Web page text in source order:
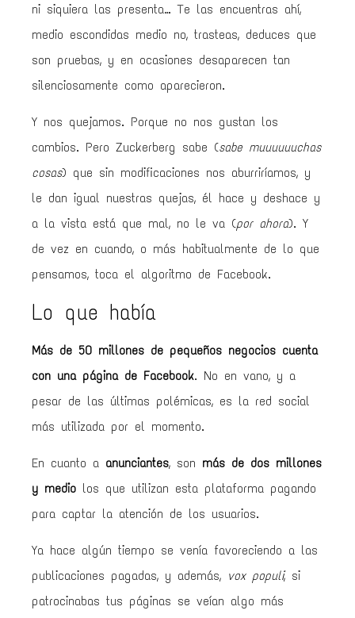
ni siquiera las presenta… Te las encuentras ahí,
medio escondidas medio no, trasteas, deduces que
son pruebas, y en ocasiones desaparecen tan
silenciosamente como aparecieron.
Y nos quejamos. Porque no nos gustan los
cambios. Pero Zuckerberg sabe (sabe muuuuuuchas
cosas) que sin modificaciones nos aburriríamos, y
le dan igual nuestras quejas, él hace y deshace y
a la vista está que mal, no le va (por ahora). Y
de vez en cuando, o más habitualmente de lo que
pensamos, toca el algoritmo de Facebook.
Lo que había
Más de 50 millones de pequeños negocios cuenta
con una página de Facebook. No en vano, y a
pesar de las últimas polémicas, es la red social
más utilizada por el momento.
En cuanto a anunciantes, son más de dos millones
y medio los que utilizan esta plataforma pagando
para captar la atención de los usuarios.
Ya hace algún tiempo se venía favoreciendo a las
publicaciones pagadas, y además, vox populi, si
patrocinabas tus páginas se veían algo más